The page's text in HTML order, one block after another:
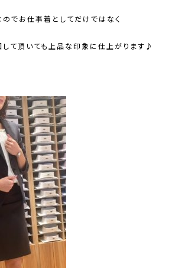
のでお仕事着としてだけではなく
して頂いても上品な印象に仕上がります♪